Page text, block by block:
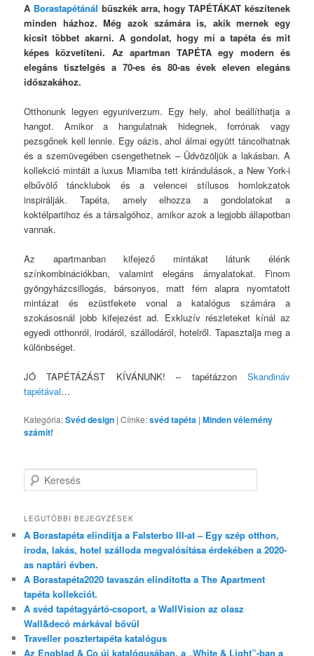
A Borastapétánál büszkék arra, hogy TAPÉTÁKAT készítenek
minden házhoz. Még azok számára is, akik mernek egy
kicsit többet akarni. A gondolat, hogy mi a tapéta és mit
képes közvetíteni. Az apartman TAPÉTA egy modern és
elegáns tisztelgés a 70-es és 80-as évek eleven elegáns
időszakához.
Otthonunk legyen egyuniverzum. Egy hely, ahol beállíthatja a
hangot. Amikor a hangulatnak hidegnek, forrónak vagy
pezsgőnek kell lennie. Egy oázis, ahol álmai együtt táncolhatnak
és a szemüvegében csengethetnek – Üdvözöljük a lakásban. A
kollekció mintáit a luxus Miamiba tett kirándulások, a New York-i
elbűvölő táncklubok és a velencei stílusos homlokzatok
inspirálják. Tapéta, amely elhozza a gondolatokat a
koktélpartihoz és a társalgóhoz, amikor azok a legjobb állapotban
vannak.
Az apartmanban kifejező mintákat látunk élénk
színkombinációkban, valamint elegáns árnyalatokat. Finom
gyöngyházcsillogás, bársonyos, matt fém alapra nyomtatott
mintázat és ezüstfekete vonal a katalógus számára a
szokásosnál jobb kifejezést ad. Exkluzív részleteket kínál az
egyedi otthonról, irodáról, szállodáról, hotelről. Tapasztalja meg a
különbséget.
JÓ TAPÉTÁZÁST KÍVÁNUNK! – tapétázzon Skandináv
tapétával…
Kategória:Svéd design |Címke:svéd tapéta |Minden vélemény
számít!
Keresés
LEGUTÓBBI BEJEGYZÉSEK
A Borastapéta elindítja a Falsterbo III-at – Egy szép otthon,
iroda, lakás, hotel szálloda megvalósítása érdekében a 2020-
as naptári évben.
A Borastapéta2020 tavaszán elindította a The Apartment
tapéta kollekciót.
A svéd tapétagyártó-csoport, a WallVision az olasz
Wall&decó márkával bővül
Traveller posztertapéta katalógus
Az Engblad & Co új katalógusában, a „White & Light”-ban a